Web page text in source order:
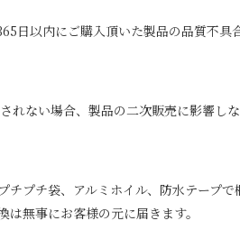
日以内にご購入頂いた製品の品質不具
ない場合、製品の二次販売に影響し
プチ袋、アルミホイル、防水テープ
は無事にお客様の元に届きます。